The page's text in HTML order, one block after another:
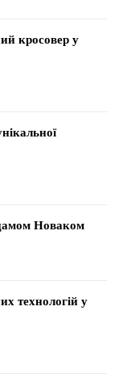
кросовер у
Новаком
технологій у